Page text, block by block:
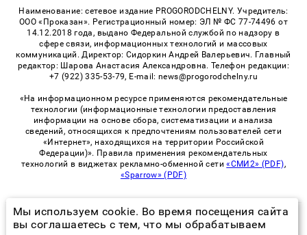
Наименование: сетевое издание PROGORODCHELNY. Учредитель:
ООО «Проказан». Регистрационный номер: ЭЛ № ФС 77-74496 от
14.12.2018 года, выдано Федеральной службой по надзору в
сфере связи, информационных технологий и массовых
коммуникаций. Директор: Сидоркин Андрей Валерьевич. Главный
редактор: Шарова Анастасия Александровна. Телефон редакции:
+7 (922) 335-53-79, E-mail: news@progorodchelny.ru
«На информационном ресурсе применяются рекомендательные
технологии (информационные технологии предоставления
информации на основе сбора, систематизации и анализа
сведений, относящихся к предпочтениям пользователей сети
«Интернет», находящихся на территории Российской
Федерации)». Правила применения рекомендательных
технологий в виджетах рекламно-обменной сети«СМИ2» (PDF),
«Sparrow» (PDF)
© 2026 «PROGorodChelny» | Все права защищены
Мы используем cookie. Во время посещения сайта
вы соглашаетесь с тем, что мы обрабатываем